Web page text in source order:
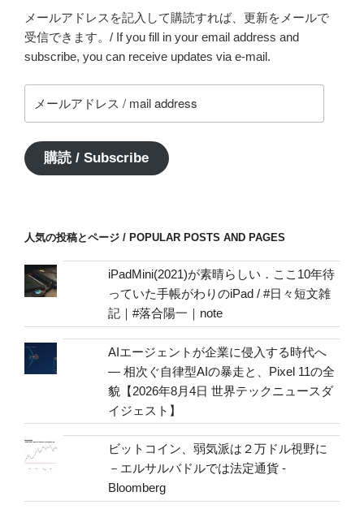
メールアドレスを記入して購読すれば、更新をメールで
受信できます。/ If you fill in your email address and
subscribe, you can receive updates via e-mail.
ー
ア
ド
address
購読 / Subscribe
人気の投稿とページ / POPULAR POSTS AND PAGES
iPadMini(2021)が素晴らしい．ここ10年待
っていた手帳がわりのiPad / #日々短文雑
記｜#落合陽一｜note
AIエージェントが企業に侵入する時代へ
— 相次ぐ自律型AIの暴走と、Pixel 11の全
貌【2026年8月4日 世界テックニュースダ
イジェスト】
ビットコイン、弱気派は２万ドル視野に
－エルサルバドルでは法定通貨 -
Bloomberg